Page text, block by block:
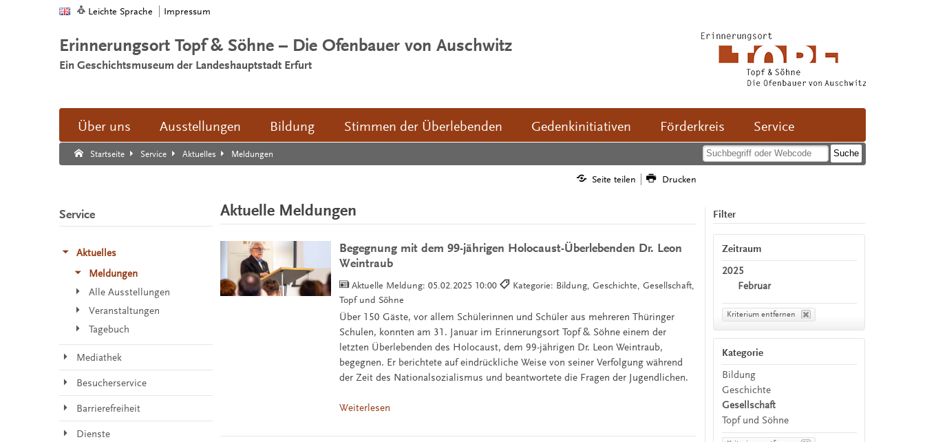
Leichte Sprache Impressum
Erinnerungsort Topf & Söhne – Die Ofenbauer von Auschwitz
Ein Geschichtsmuseum der Landeshauptstadt Erfurt
Über uns Ausstellungen Bildung Stimmen der Überlebenden Gedenkinitiativen Förderkreis Service
Startseite Service Aktuelles Meldungen
Suche:
Suche Ende.
Seite teilen Drucken
Aktuelle Meldungen
Begegnung mit dem 99-jährigen Holocaust-Überlebenden Dr. Leon
Weintraub
Aktuelle Meldung:05.02.2025 10:00
Kategorie: Bildung, Geschichte, Gesellschaft,
Topf und Söhne
Über 150 Gäste, vor allem Schülerinnen und Schüler aus mehreren Thüringer
Schulen, konnten am 31. Januar im Erinnerungsort Topf & Söhne einem der
letzten Überlebenden des Holocaust, dem 99-jährigen Dr. Leon Weintraub,
begegnen. Er berichtete auf eindrückliche Weise von seiner Verfolgung während
der Zeit des Nationalsozialismus und beantwortete die Fragen der Jugendlichen.
Weiterlesen
Filter
Zeitraum
2025
Februar
Kriterium entfernen
Kategorie
Bildung
Geschichte
Gesellschaft
Topf und Söhne
Service
Aktuelles
Meldungen
Alle Ausstellungen
Veranstaltungen
Tagebuch
Mediathek
Besucherservice
Barrierefreiheit
Dienste